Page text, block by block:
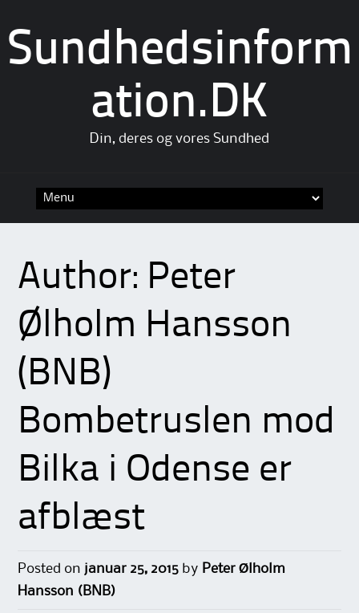
Sundhedsinform
ation.DK
Din, deres og vores Sundhed
Author: Peter
Ølholm Hansson
(BNB)
Bombetruslen mod
Bilka i Odense er
afblæst
Posted on januar 25, 2015 by Peter Ølholm
Hansson (BNB)